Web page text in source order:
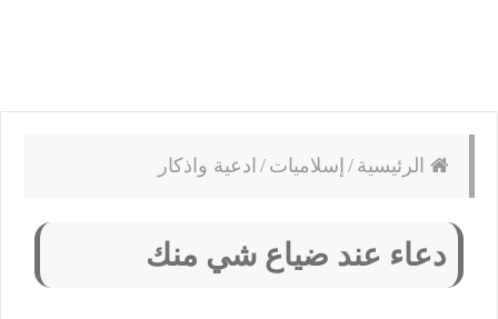
الرئيسية / إسلاميات / ادعية واذكار
دعاء عند ضياع شي منك